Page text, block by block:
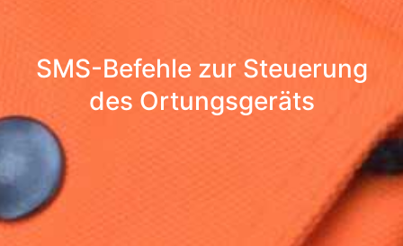
SMS-Befehle zur Steuerung
des Ortungsgeräts